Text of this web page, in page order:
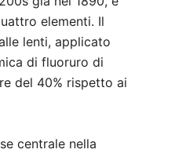
elementi. Il
lenti, applicato
di fluoruro di
del 40% rispetto ai
centrale nella